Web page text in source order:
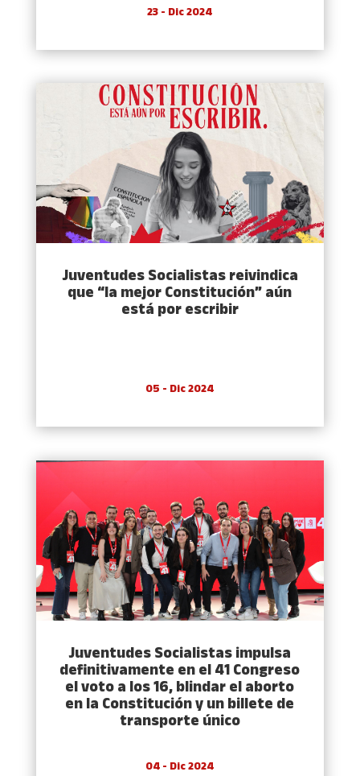
23 - Dic 2024
Juventudes Socialistas reivindica
que “la mejor Constitución” aún
está por escribir
05 - Dic 2024
Juventudes Socialistas impulsa
definitivamente en el 41 Congreso
el voto a los 16, blindar el aborto
en la Constitución y un billete de
transporte único
04 - Dic 2024